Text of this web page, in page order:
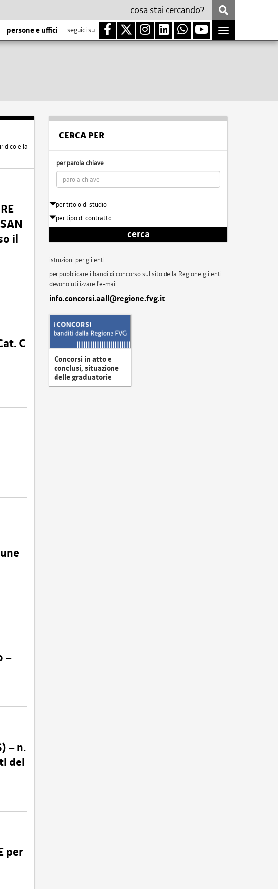
persone e uffici seguici su
Toggle
navigation
e la
il
C
–
– n.
del
per
CERCA PER
per parola chiave
per titolo di studio
per tipo di contratto
cerca
istruzioni per gli enti
per pubblicare i bandi di concorso sul sito della Regione gli enti
devono utilizzare l'e-mail
info.concorsi.aall@regione.fvg.it
Concorsi in atto e
conclusi, situazione
delle graduatorie